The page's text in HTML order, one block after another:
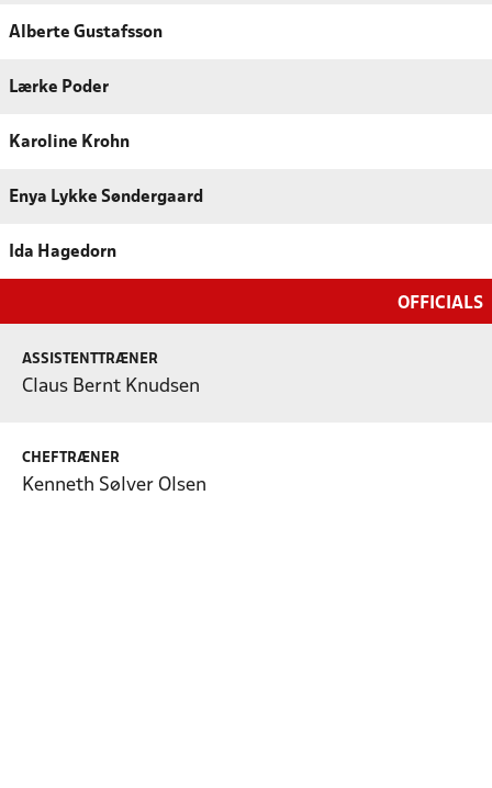
Alberte Gustafsson
Lærke Poder
Karoline Krohn
Enya Lykke Søndergaard
Ida Hagedorn
OFFICIALS
ASSISTENTTRÆNER
Claus Bernt Knudsen
CHEFTRÆNER
Kenneth Sølver Olsen